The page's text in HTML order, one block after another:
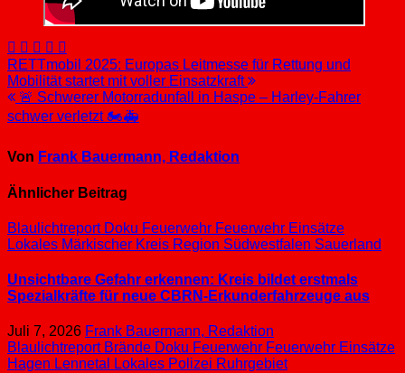
Beitragsnavigation
RETTmobil 2025: Europas Leitmesse für Rettung und
Mobilität startet mit voller Einsatzkraft
🚨 Schwerer Motorradunfall in Haspe – Harley-Fahrer
schwer verletzt 🏍️🚑
Von Frank Bauermann, Redaktion
Ähnlicher Beitrag
Blaulichtreport Doku Feuerwehr Feuerwehr Einsätze
Lokales Märkischer Kreis Region Südwestfalen Sauerland
Unsichtbare Gefahr erkennen: Kreis bildet erstmals
Spezialkräfte für neue CBRN-Erkunderfahrzeuge aus
Juli 7, 2026 Frank Bauermann, Redaktion
Blaulichtreport Brände Doku Feuerwehr Feuerwehr Einsätze
Hagen Lennetal Lokales Polizei Ruhrgebiet